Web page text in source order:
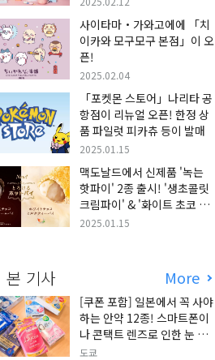
사이타마・가와고에에 「치
이카와 모구모구 본점」이 오
픈!
2025.02.04
「포켓몬 스토어」나리타 공
항점이 리뉴얼 오픈! 한정 상
품 파일럿 피카츄 등이 발매
2025.01.15
맥도날드에서 신제품 '녹는
핫파이' 2종 출시! '생초콜릿
크림파이' & '화이트 초코 밀
크티 파이' 출시!
2025.01.15
본 기사 More
[쿠폰 포함] 일본에서 꼭 사야
하는 안약 12종! 스마트폰이
나 콘택트 렌즈로 인한 눈 피
로에 최적!
도쿄